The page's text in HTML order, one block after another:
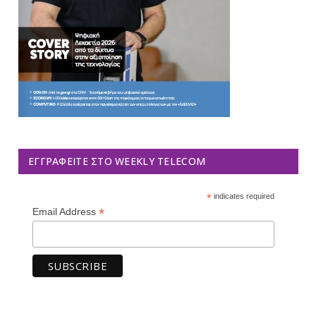
ΕΓΓΡΑΦΕΊΤΕ ΣΤΟ WEEKLY TELECOM
*indicates required
Email Address *